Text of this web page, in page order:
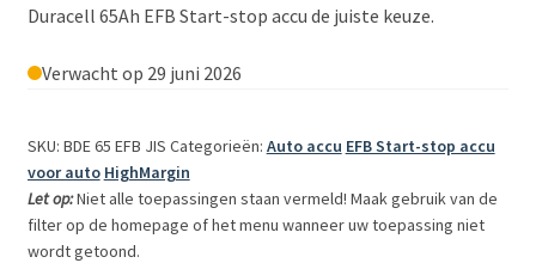
Duracell 65Ah EFB Start-stop accu de juiste keuze.
Verwacht op 29 juni 2026
SKU: BDE 65 EFB JIS Categorieën: Auto accu EFB Start-stop accu
voor auto HighMargin
Let op:Niet alle toepassingen staan vermeld! Maak gebruik van de
filter op de homepage of het menu wanneer uw toepassing niet
wordt getoond.